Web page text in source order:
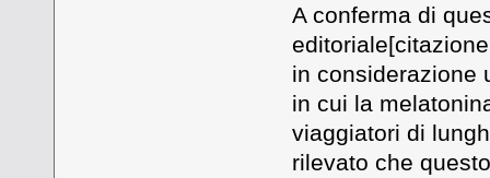
A conferma di
in considerazione
in cui la
viaggiatori di
rilevato che